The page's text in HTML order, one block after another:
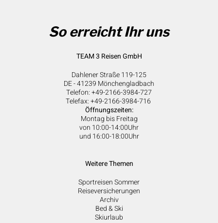
So erreicht Ihr uns
TEAM 3 Reisen GmbH
Dahlener Straße 119-125
DE - 41239 Mönchengladbach
Telefon: +49-2166-3984-727
Telefax: +49-2166-3984-716
Öffnungszeiten:
Montag bis Freitag
von 10:00-14:00Uhr
und 16:00-18:00Uhr
Weitere Themen
Sportreisen Sommer
Reiseversicherungen
Archiv
Bed & Ski
Skiurlaub